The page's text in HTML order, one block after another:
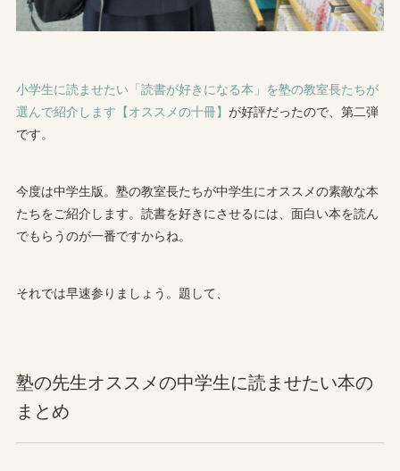
小学生に読ませたい「読書が好きになる本」を塾の教室長たちが
選んで紹介します【オススメの十冊】が好評だったので、第二弾
です。
今度は中学生版。塾の教室長たちが中学生にオススメの素敵な本
たちをご紹介します。読書を好きにさせるには、面白い本を読ん
でもらうのが一番ですからね。
それでは早速参りましょう。題して、
塾の先生オススメの中学生に読ませたい本の
まとめ